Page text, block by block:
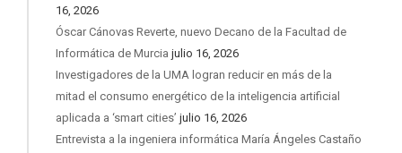
16, 2026
Óscar Cánovas Reverte, nuevo Decano de la Facultad de
Informática de Murcia julio 16, 2026
Investigadores de la UMA logran reducir en más de la
mitad el consumo energético de la inteligencia artificial
aplicada a ‘smart cities’ julio 16, 2026
Entrevista a la ingeniera informática María Ángeles Castaño